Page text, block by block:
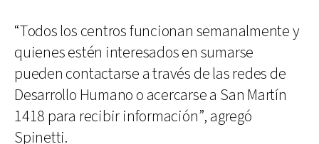
“Todos los centros funcionan semanalmente y
quienes estén interesados en sumarse
pueden contactarse a través de las redes de
Desarrollo Humano o acercarse a San Martín
1418 para recibir información”, agregó
Spinetti.